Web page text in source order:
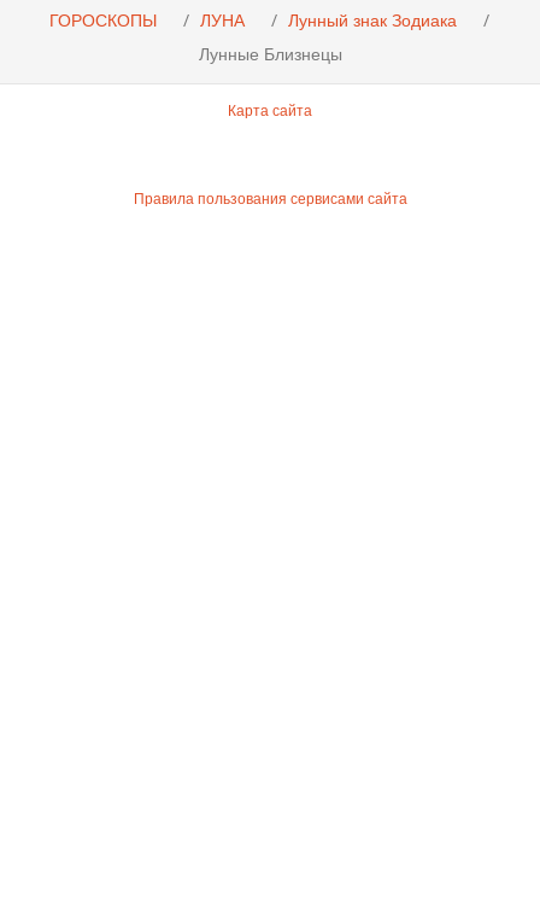
ГОРОСКОПЫ ЛУНА
Лунный знак Зодиака
Лунные Близнецы
Карта сайта
Правила пользования сервисами сайта